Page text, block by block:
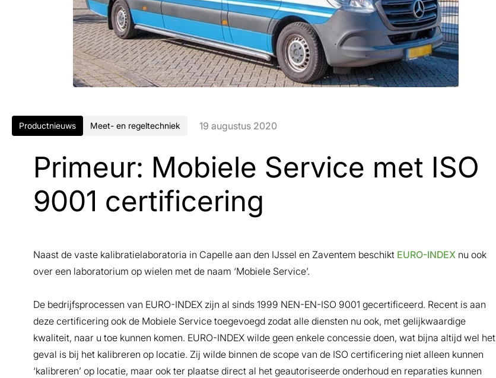
Productnieuws Meet- en regeltechniek 19 augustus 2020
Primeur: Mobiele Service met ISO
9001 certificering
Naast de vaste kalibratielaboratoria in Capelle aan den IJssel en Zaventem beschikt EURO-INDEX nu ook
over een laboratorium op wielen met de naam ‘Mobiele Service’.
De bedrijfsprocessen van EURO-INDEX zijn al sinds 1999 NEN-EN-ISO 9001 gecertificeerd. Recent is aan
deze certificering ook de Mobiele Service toegevoegd zodat alle diensten nu ook, met gelijkwaardige
kwaliteit, naar u toe kunnen komen. EURO-INDEX wilde geen enkele concessie doen, wat bijna altijd wel het
geval is bij het kalibreren op locatie. Zij wilde binnen de scope van de ISO certificering niet alleen kunnen
‘kalibreren’ op locatie, maar ook ter plaatse direct al het geautoriseerde onderhoud en reparaties kunnen